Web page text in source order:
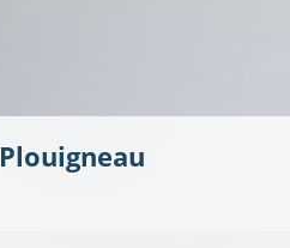
Plouigneau